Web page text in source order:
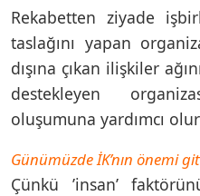
Rekabetten ziyade
taslağını yapan
dışına çıkan ilişkiler
destekleyen
oluşumuna yardımcı
Günümüzde İK’nın önemi
Çünkü ’insan’